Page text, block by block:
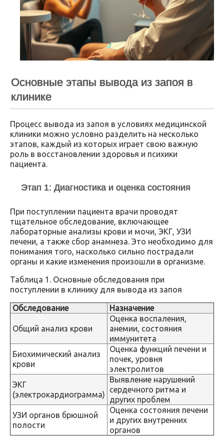
Основные этапы вывода из запоя в
клинике
Процесс вывода из запоя в условиях медицинской
клиники можно условно разделить на несколько
этапов, каждый из которых играет свою важную
роль в восстановлении здоровья и психики
пациента.
Этап 1: Диагностика и оценка состояния
При поступлении пациента врачи проводят
тщательное обследование, включающее
лабораторные анализы крови и мочи, ЭКГ, УЗИ
печени, а также сбор анамнеза. Это необходимо для
понимания того, насколько сильно пострадали
органы и какие изменения произошли в организме.
Таблица 1. Основные обследования при
поступлении в клинику для вывода из запоя
Обследование Назначение
Общий анализ крови
Оценка воспаления,
анемии, состояния
иммунитета
Биохимический анализ
крови
Оценка функций печени и
почек, уровня
электролитов
ЭКГ
(электрокардиограмма)
Выявление нарушений
сердечного ритма и
других проблем
УЗИ органов брюшной
полости
Оценка состояния печени
и других внутренних
органов